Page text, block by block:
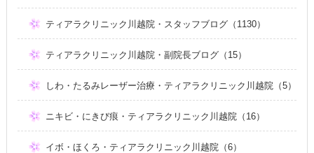
ティアラクリニック川越院・スタッフブログ（1130）
ティアラクリニック川越院・副院長ブログ（15）
しわ・たるみレーザー治療・ティアラクリニック川越院（5）
ニキビ・にきび痕・ティアラクリニック川越院（16）
イボ・ほくろ・ティアラクリニック川越院（6）